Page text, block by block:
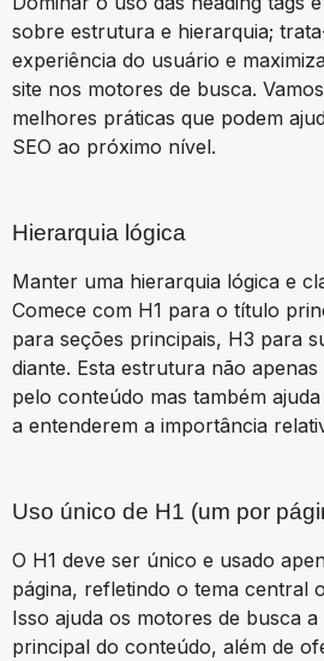
sobre estrutura e hierarquia;
experiência do usuário e
site nos motores de busca.
melhores práticas que podem
SEO ao próximo nível.
Hierarquia lógica
Manter uma hierarquia lógica e
Comece com H1 para o título
para seções principais, H3 para
diante. Esta estrutura não
pelo conteúdo mas também
a entenderem a importância
Uso único de H1 (um por
O H1 deve ser único e usado
página, refletindo o tema central
Isso ajuda os motores de busca
principal do conteúdo, além de